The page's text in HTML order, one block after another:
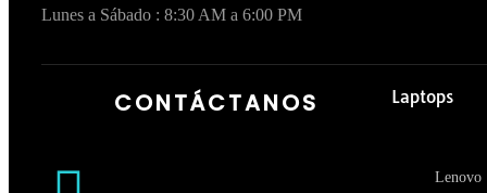
Lunes a Sábado : 8:30 AM a 6:00 PM
CONTÁCTANOS Laptops
Lenovo